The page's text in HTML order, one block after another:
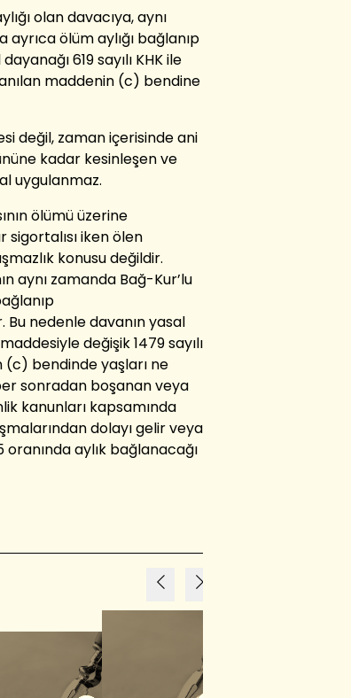
olan davacıya, aynı
ölüm aylığı bağlanıp
619 sayılı KHK ile
anılan maddenin (c) bendine
değil, zaman içerisinde ani
kadar kesinleşen ve
uygulanmaz.
ölümü üzerine
sigortalısı iken ölen
konusu değildir.
aynı zamanda Bağ-Kur’lu
Bu nedenle davanın yasal
değişik 1479 sayılı
(c) bendinde yaşları ne
sonradan boşanan veya
kanunları kapsamında
dolayı gelir veya
oranında aylık bağlanacağı